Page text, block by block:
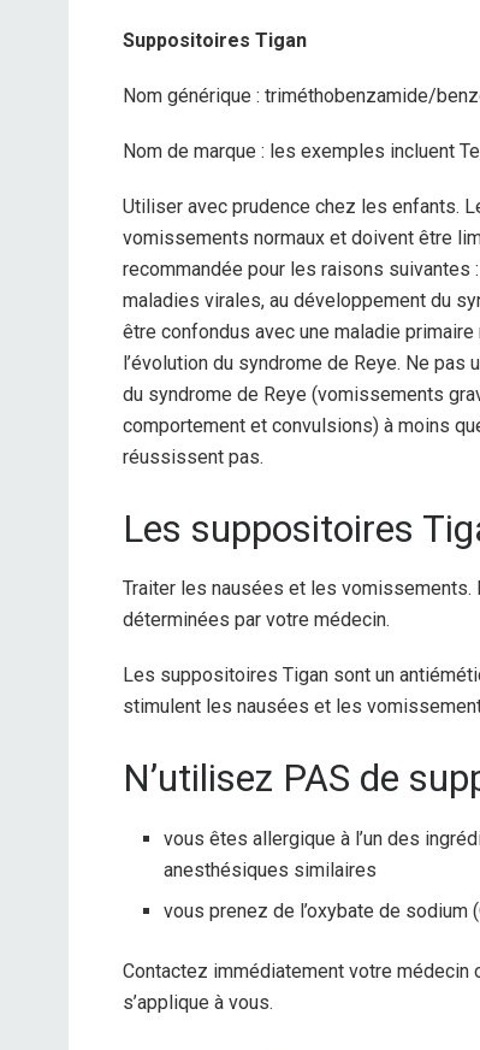
Suppositoires Tigan
Nom générique : triméthobenzamide/
Nom de marque : les exemples incluent
Utiliser avec prudence chez les enfants.
vomissements normaux et doivent être
recommandée pour les raisons
maladies virales, au développement du
être confondus avec une maladie
l’évolution du syndrome de Reye. Ne
du syndrome de Reye (vomissements
comportement et convulsions) à moins
réussissent pas.
Les suppositoires
Traiter les nausées et les vomissements.
déterminées par votre médecin.
Les suppositoires Tigan sont un
stimulent les nausées et les
N’utilisez PAS de
vous êtes allergique à l’un des
anesthésiques similaires
vous prenez de l’oxybate de sodium
Contactez immédiatement votre médecin
s’applique à vous.